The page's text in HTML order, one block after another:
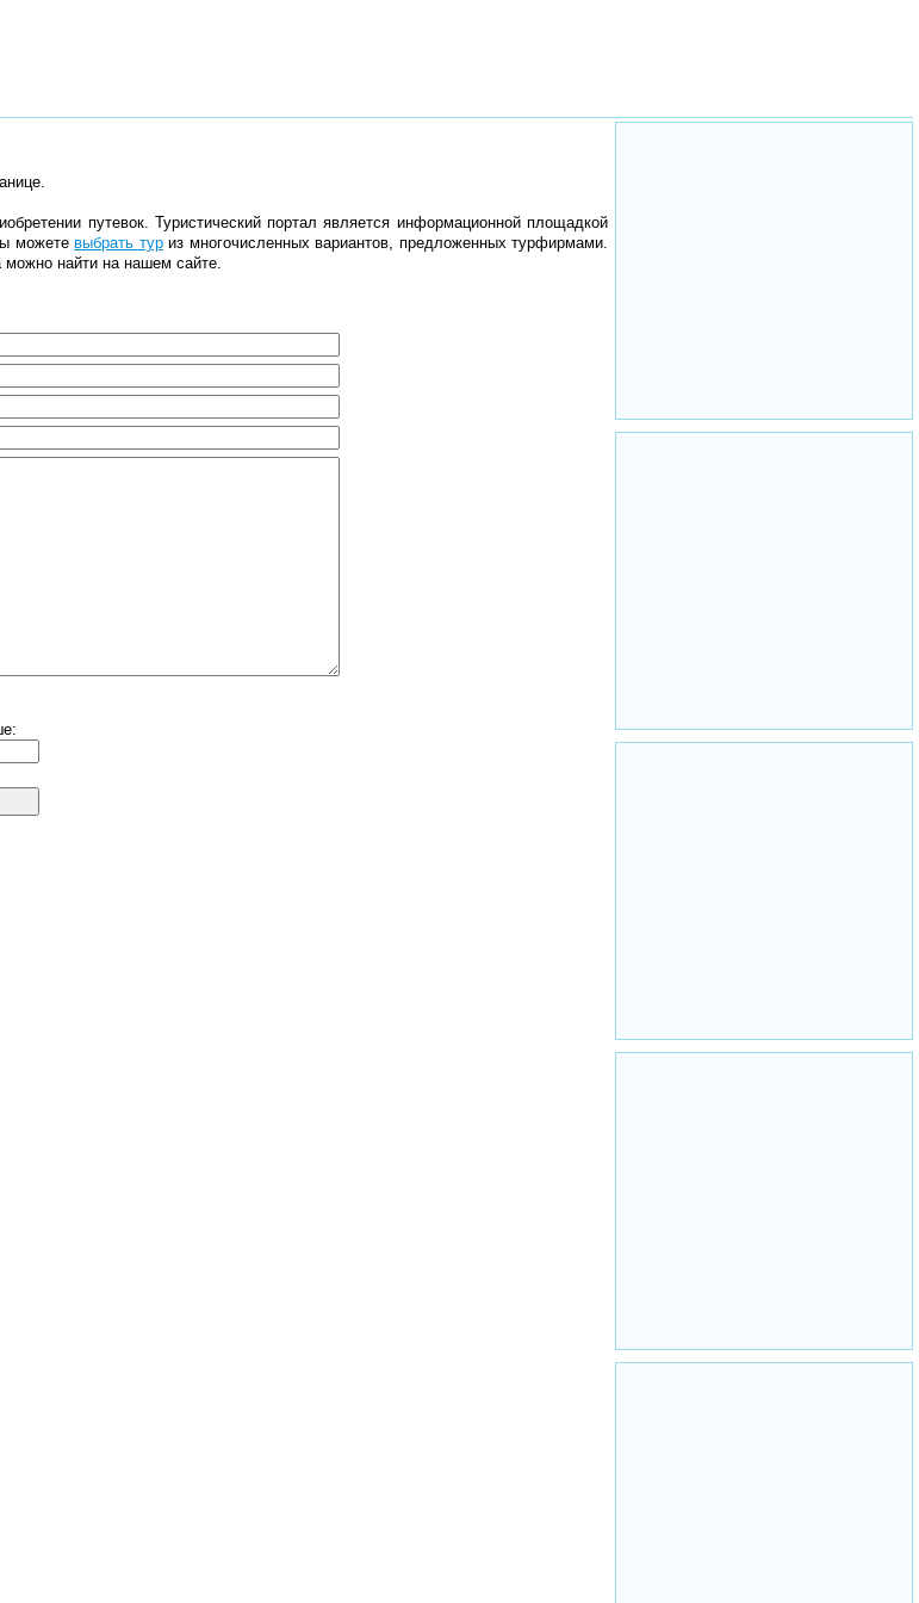
путевок. Туристический портал является информационной площадкой
можетевыбрать туриз многочисленных вариантов, предложенных турфирмами.
найти на нашем сайте.